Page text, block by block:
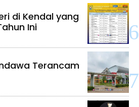
di Kendal yang
Ini
Terancam